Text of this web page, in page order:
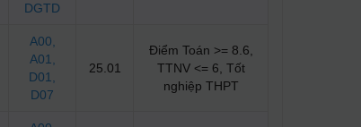
DGTD
A00
A01
D01
D07
25.01
Điểm Toán >= 8.6,
TTNV <= 6, Tốt
nghiệp THPT